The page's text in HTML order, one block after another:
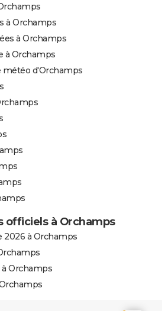
à Orchamps
à Orchamps
à Orchamps
d'Orchamps
officiels à Orchamps
2026 à Orchamps
Orchamps